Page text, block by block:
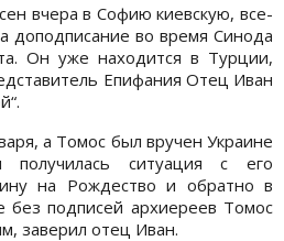
вчера в Софию киевскую, все-
доподписание во время Синода
Он уже находится в Турции,
Епифания Отец Иван
а Томос был вручен Украине
ситуация с его
на Рождество и обратно в
подписей архиереев Томос
заверил отец Иван.